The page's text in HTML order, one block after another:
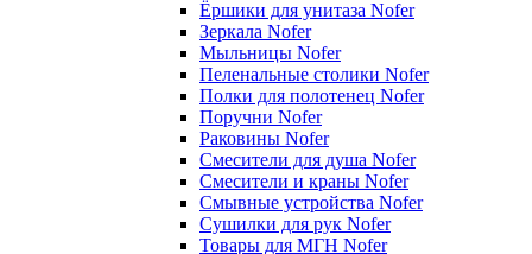
Ёршики для унитаза Nofer
Зеркала Nofer
Мыльницы Nofer
Пеленальные столики Nofer
Полки для полотенец Nofer
Поручни Nofer
Раковины Nofer
Смесители для душа Nofer
Смесители и краны Nofer
Смывные устройства Nofer
Сушилки для рук Nofer
Товары для МГН Nofer